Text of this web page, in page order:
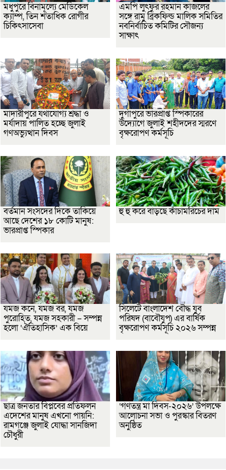
মধুপুরে বিনামূল্যে মেডিকেল
ক্যাম্প, তিন শতাধিক রোগীর
চিকিৎসাসেবা
এমপি লুৎফুর রহমান কাজলের
সঙ্গে রামু ব্রিকফিল্ড মালিক সমিতির
নবনির্বাচিত কমিটির সৌজন্য
সাক্ষাৎ
মাদারীপুরে যথাযোগ্য শ্রদ্ধা ও
মর্যাদায় পালিত হচ্ছে জুলাই
গণঅভ্যুত্থান দিবস
দুর্গাপুরে ভারপ্রাপ্ত স্পিকারের
উদ্যোগে জুলাই শহীদদের স্মরণে
বৃক্ষরোপণ কর্মসূচি
বর্তমান সংসদের দিকে তাকিয়ে
আছে দেশের ১৮ কোটি মানুষ:
ভারপ্রাপ্ত স্পিকার
হু হু করে বাড়ছে কাঁচামরিচের দাম
যমজ কনে, যমজ বর, যমজ
পুরোহিত, যমজ সহকারী – সম্পন্ন
হলো ‘ঐতিহাসিক’ এক বিয়ে
সিলেটে বাংলাদেশ বৌদ্ধ যুব
পরিষদ (বাবৌযুপ) এর বার্ষিক
বৃক্ষরোপণ কর্মসূচি ২০২৬ সম্পন্ন
ছাত্র জনতার বিপ্লবের প্রতিফলন
এদেশের মানুষ এখনো পায়নি:
রামগঞ্জে জুলাই যোদ্ধা সানজিদা
চৌধুরী
‘গণতন্ত্র মা দিবস-২০২৬’ উপলক্ষে
আলোচনা সভা ও পুরস্কার বিতরণ
অনুষ্ঠিত